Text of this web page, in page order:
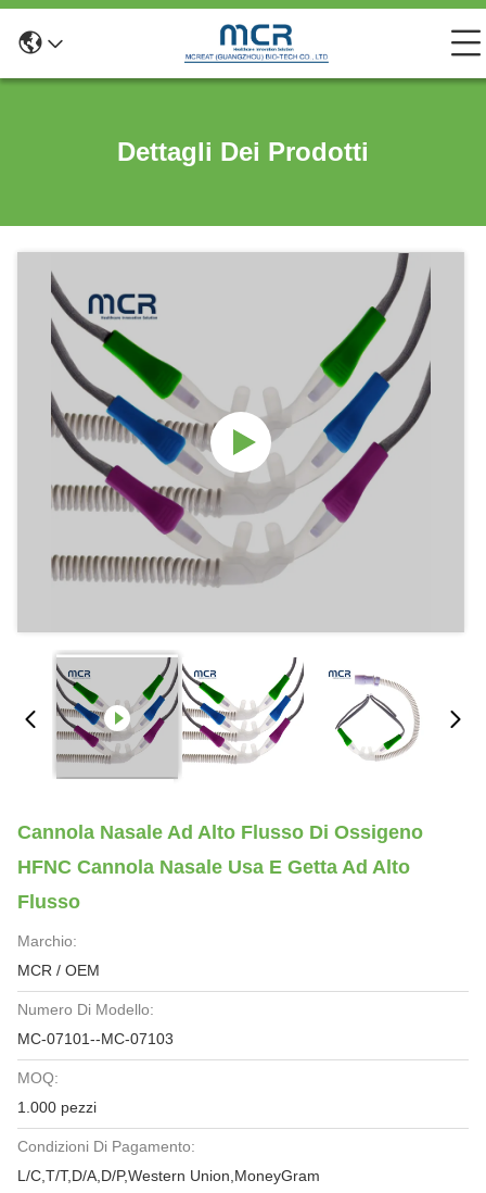
Dettagli Dei Prodotti
Cannola Nasale Ad Alto Flusso Di Ossigeno
HFNC Cannola Nasale Usa E Getta Ad Alto
Flusso
Marchio:
MCR / OEM
Numero Di Modello:
MC-07101--MC-07103
MOQ:
1.000 pezzi
Condizioni Di Pagamento:
L/C,T/T,D/A,D/P,Western Union,MoneyGram